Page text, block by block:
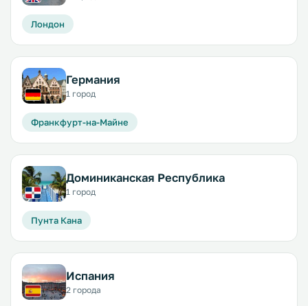
Лондон
Германия
1 город
Франкфурт-на-Майне
Доминиканская Республика
1 город
Пунта Кана
Испания
2 города